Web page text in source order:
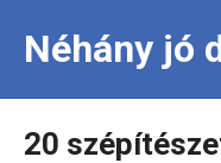
Néhány jó
20